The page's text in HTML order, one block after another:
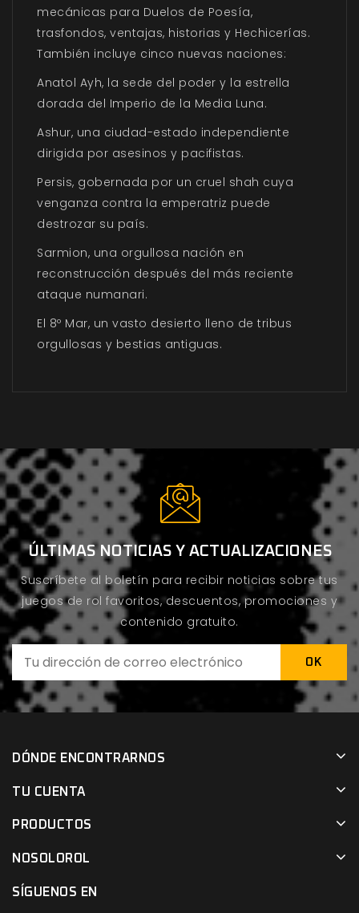
mecánicas para Duelos de Poesía,
trasfondos, ventajas, historias y Hechicerías.
También incluye cinco nuevas naciones:
Anatol Ayh, la sede del poder y la estrella
dorada del Imperio de la Media Luna.
Ashur, una ciudad-estado independiente
dirigida por asesinos y pacifistas.
Persis, gobernada por un cruel shah cuya
venganza contra la emperatriz puede
destrozar su país.
Sarmion, una orgullosa nación en
reconstrucción después del más reciente
ataque numanari.
El 8º Mar, un vasto desierto lleno de tribus
orgullosas y bestias antiguas.
ÚLTIMAS NOTICIAS Y ACTUALIZACIONES
Suscríbete al boletín para recibir noticias sobre tus
juegos de rol favoritos, descuentos, promociones y
contenido gratuito.
DÓNDE ENCONTRARNOS
TU CUENTA
PRODUCTOS
NOSOLOROL
SÍGUENOS EN